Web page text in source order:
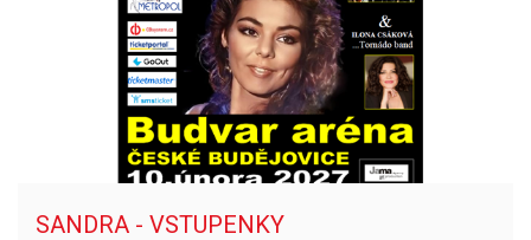
SANDRA - VSTUPENKY